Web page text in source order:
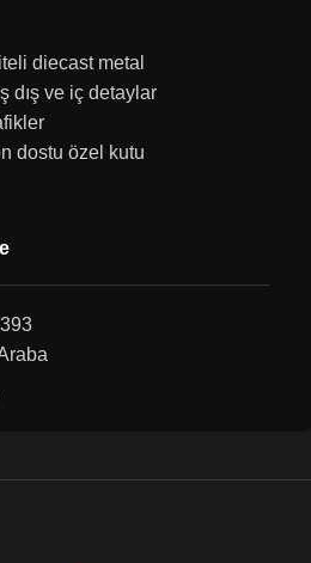
diecast metal
dış ve iç detaylar
dostu özel kutu